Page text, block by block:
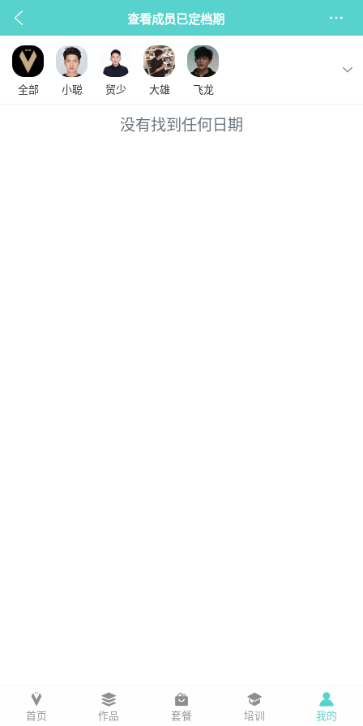
查看成员已定档期
全部 小聪 贸少 大雄 飞龙
没有找到任何日期
首页 作品 套餐 培训 我的